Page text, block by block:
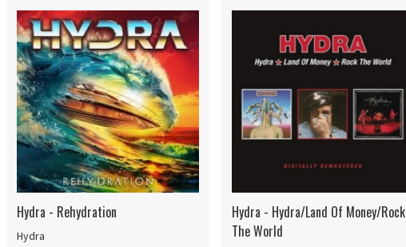
Hydra - Rehydration
Hydra
Hydra - Hydra/Land Of Money/Rock
The World